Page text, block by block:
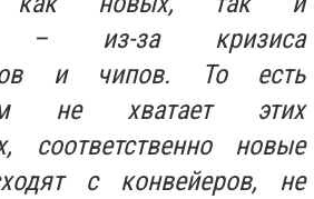
– из-за кризиса
и чипов. То есть
не хватает этих
соответственно новые
с конвейеров, не